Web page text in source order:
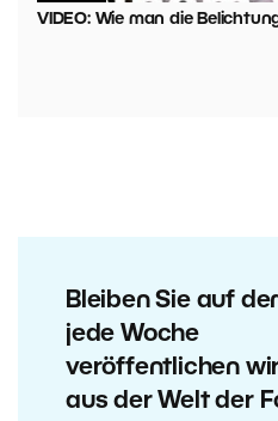
VIDEO: Wie man die
Bleiben Sie auf
jede Woche
veröffentlichen
aus der Welt der